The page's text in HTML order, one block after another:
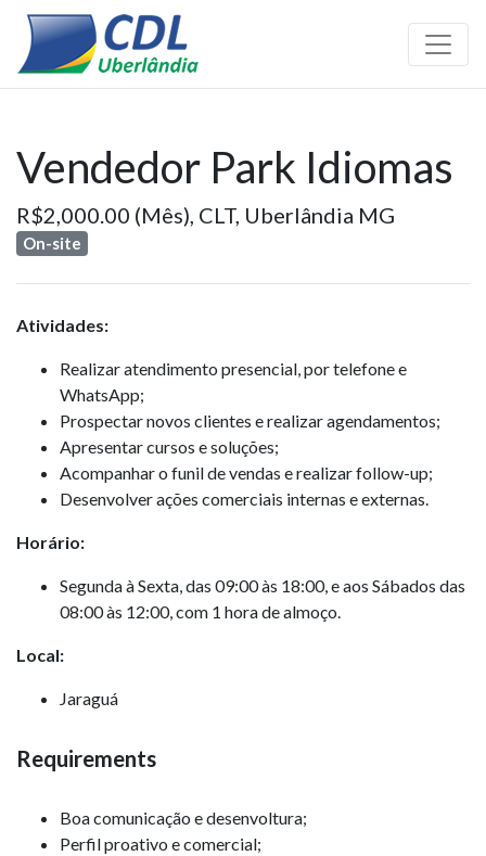
Vendedor Park Idiomas
R$2,000.00 (Mês), CLT, Uberlândia MG
On-site
Atividades:
Realizar atendimento presencial, por telefone e
WhatsApp;
Prospectar novos clientes e realizar agendamentos;
Apresentar cursos e soluções;
Acompanhar o funil de vendas e realizar follow-up;
Desenvolver ações comerciais internas e externas.
Horário:
Segunda à Sexta, das 09:00 às 18:00, e aos Sábados das
08:00 às 12:00, com 1 hora de almoço.
Local:
Jaraguá
Requirements
Boa comunicação e desenvoltura;
Perfil proativo e comercial;